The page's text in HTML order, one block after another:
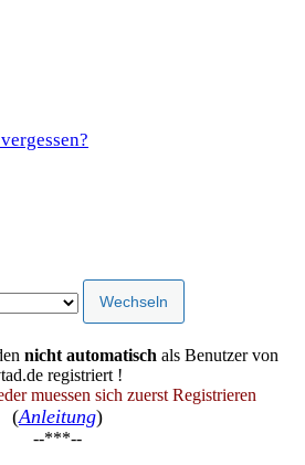
nicht automatisch als Benutzer von
registriert !
muessen sich zuerst Registrieren
(Anleitung)
--***--